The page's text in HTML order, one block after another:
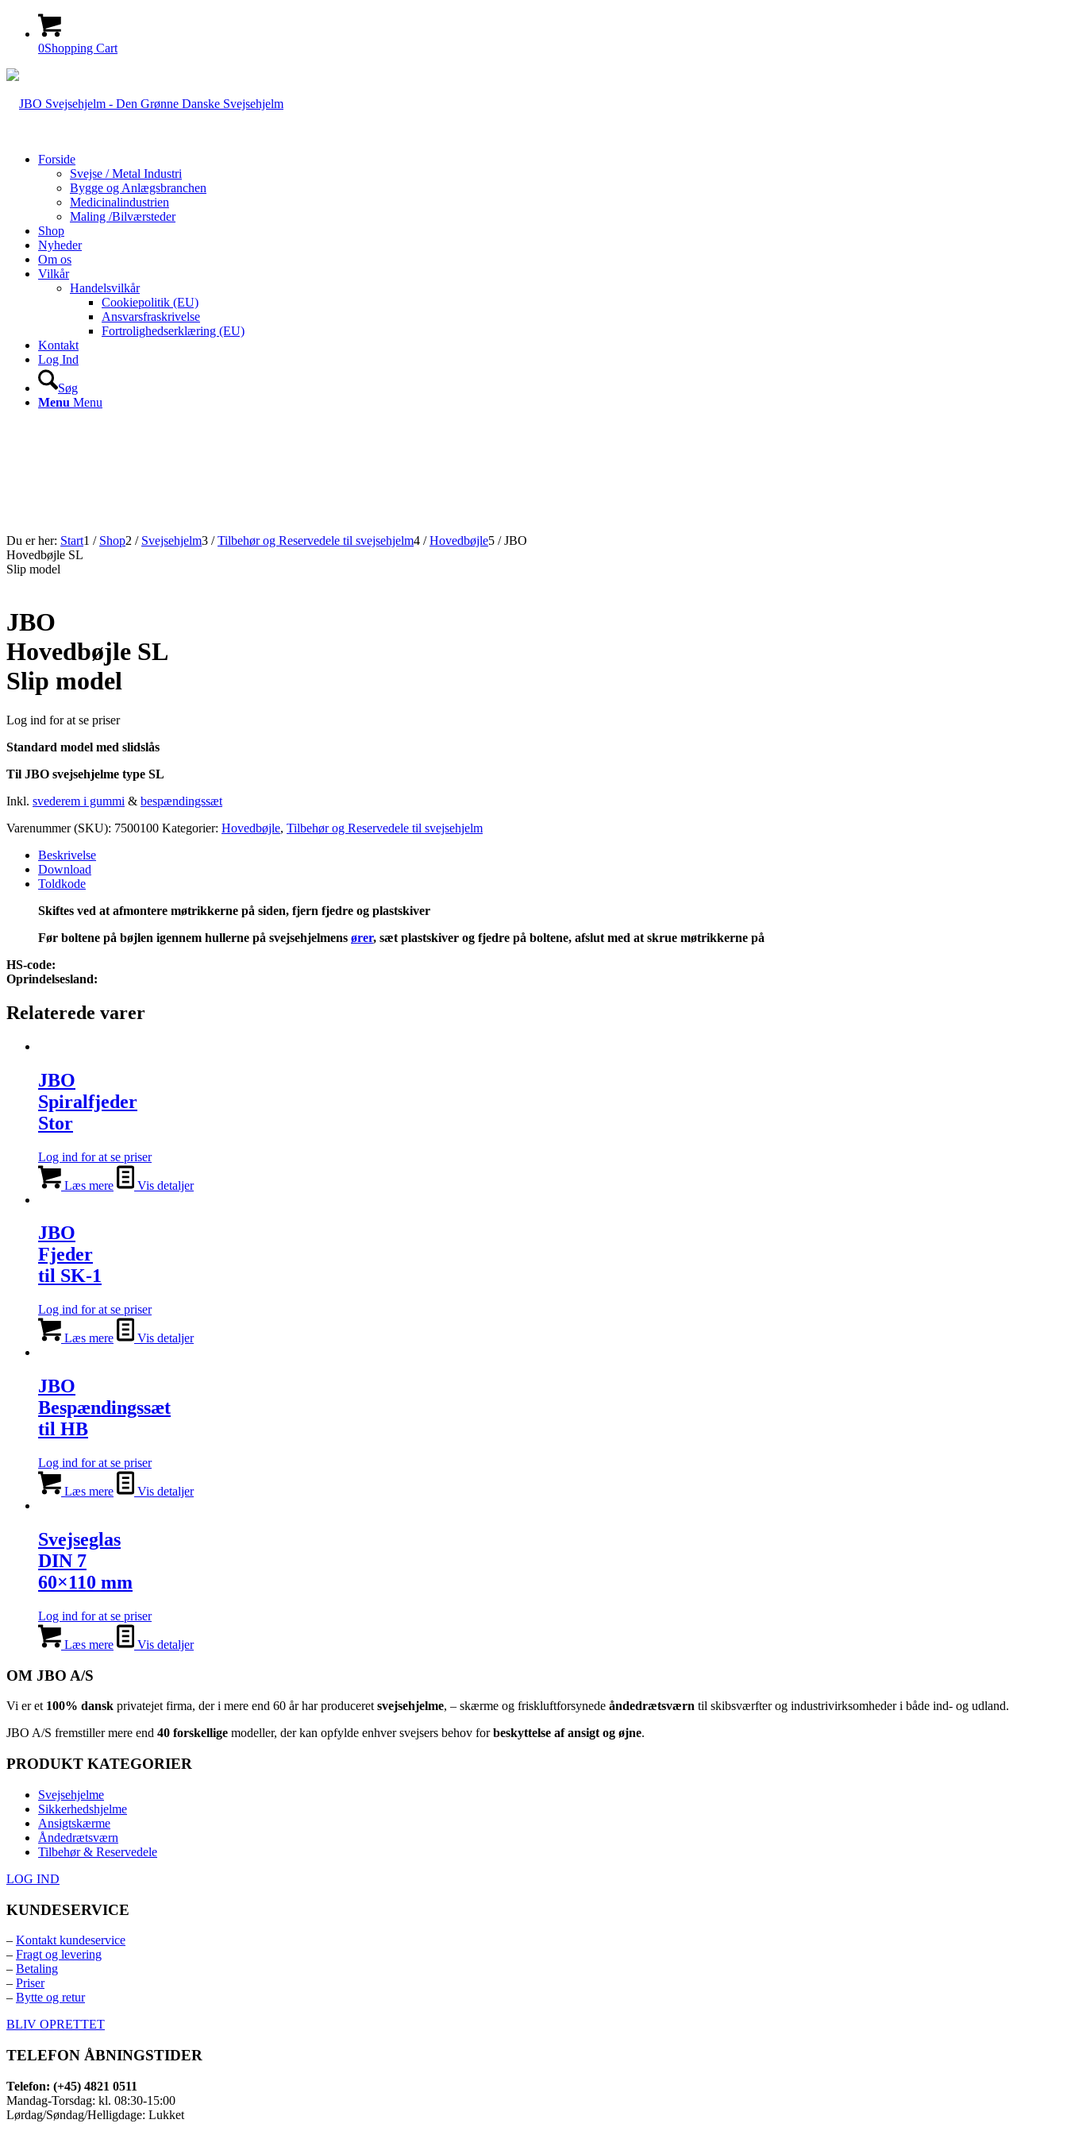
0Shopping Cart
Forside
Svejse / Metal Industri
Bygge og Anlægsbranchen
Medicinalindustrien
Maling /Bilværsteder
Shop
Nyheder
Om os
Vilkår
Handelsvilkår
Cookiepolitik (EU)
Ansvarsfraskrivelse
Fortrolighedserklæring (EU)
Kontakt
Log Ind
Søg
Menu Menu
Du er her: Start1 / Shop2 / Svejsehjelm3 / Tilbehør og Reservedele til svejsehjelm4 / Hovedbøjle5 / JBO
Hovedbøjle SL
Slip model
JBO
Hovedbøjle SL
Slip model
Log ind for at se priser
Standard model med slidslås
Til JBO svejsehjelme type SL
Inkl. svederem i gummi & bespændingssæt
Varenummer (SKU): 7500100 Kategorier: Hovedbøjle, Tilbehør og Reservedele til svejsehjelm
Beskrivelse
Download
Toldkode
Skiftes ved at afmontere møtrikkerne på siden, fjern fjedre og plastskiver
Før boltene på bøjlen igennem hullerne på svejsehjelmens ører, sæt plastskiver og fjedre på boltene, afslut med at skrue møtrikkerne på
HS-code:
Oprindelsesland:
Relaterede varer
JBO
Spiralfjeder
Stor
Log ind for at se priser
Læs mere Vis detaljer
JBO
Fjeder
til SK-1
Log ind for at se priser
Læs mere Vis detaljer
JBO
Bespændingssæt
til HB
Log ind for at se priser
Læs mere Vis detaljer
Svejseglas
DIN 7
60×110 mm
Log ind for at se priser
Læs mere Vis detaljer
OM JBO A/S
Vi er et 100% dansk privatejet firma, der i mere end 60 år har produceret svejsehjelme, – skærme og friskluftforsynede åndedrætsværn til skibsværfter og industrivirksomheder i både ind- og udland.
JBO A/S ⁦ fremstiller mere end 40 forskellige modeller, der kan opfylde enhver svejsers behov forbeskyttelse af ansigt og øjne.⁩
PRODUKT KATEGORIER
Svejsehjelme
Sikkerhedshjelme
Ansigtskærme
Åndedrætsværn
Tilbehør & Reservedele
LOG IND
KUNDESERVICE
– Kontakt kundeservice
– Fragt og levering
– Betaling
– Priser
– Bytte og retur
BLIV OPRETTET
TELEFON ÅBNINGSTIDER
Telefon: (+45) 4821 0511
Mandag-Torsdag: kl. 08:30-15:00
Lørdag/Søndag/Helligdage: Lukket